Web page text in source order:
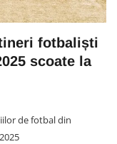
fotbaliști
scoate la
de fotbal din